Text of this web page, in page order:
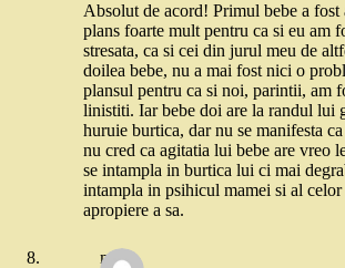
Absolut de acord! Primul bebe a fost
plans foarte mult pentru ca si eu am
stresata, ca si cei din jurul meu de
doilea bebe, nu a mai fost nici o
plansul pentru ca si noi, parintii, am
linistiti. Iar bebe doi are la randul lui
huruie burtica, dar nu se manifesta
nu cred ca agitatia lui bebe are vreo
se intampla in burtica lui ci mai
intampla in psihicul mamei si al
apropiere a sa.
mona